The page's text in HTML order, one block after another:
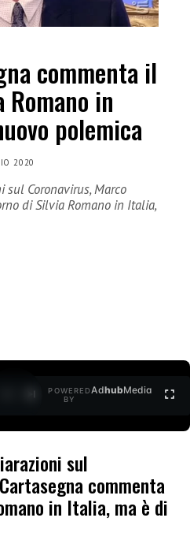
commenta il
in
polemica
2020
Coronavirus, Marco
di Silvia Romano in Italia,
POWERED
BY
AdhubMedia
sul
commenta
in Italia, ma è di